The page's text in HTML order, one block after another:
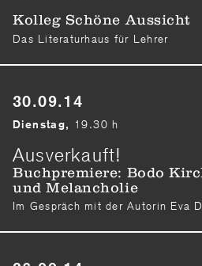
Kolleg Schöne Aussicht
Das Literaturhaus für Lehrer
30.09.14
Dienstag, 19.30 h
Ausverkauft!
Buchpremiere: Bodo
und Melancholie
Im Gespräch mit der Autorin Eva